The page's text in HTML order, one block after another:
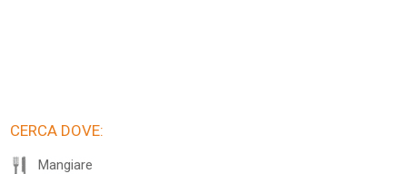
CERCA DOVE:
Mangiare